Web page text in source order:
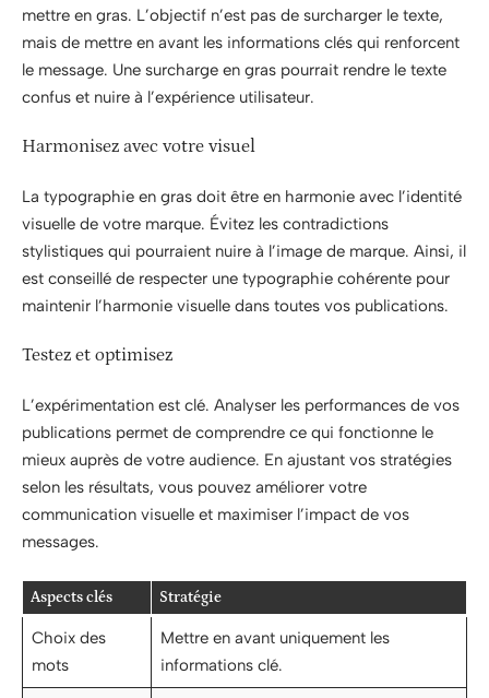
mettre en gras. L’objectif n’est pas de surcharger le texte,
mais de mettre en avant les informations clés qui renforcent
le message. Une surcharge en gras pourrait rendre le texte
confus et nuire à l’expérience utilisateur.
Harmonisez avec votre visuel
La typographie en gras doit être en harmonie avec l’identité
visuelle de votre marque. Évitez les contradictions
stylistiques qui pourraient nuire à l’image de marque. Ainsi, il
est conseillé de respecter une typographie cohérente pour
maintenir l’harmonie visuelle dans toutes vos publications.
Testez et optimisez
L’expérimentation est clé. Analyser les performances de vos
publications permet de comprendre ce qui fonctionne le
mieux auprès de votre audience. En ajustant vos stratégies
selon les résultats, vous pouvez améliorer votre
communication visuelle et maximiser l’impact de vos
messages.
Aspects clés Stratégie
Choix des
mots
Mettre en avant uniquement les
informations clé.